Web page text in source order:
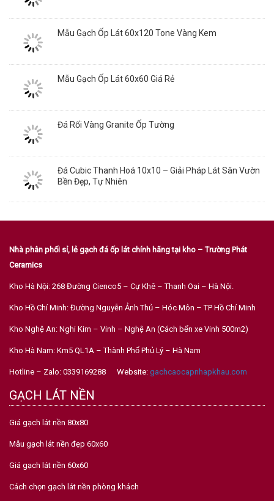
Mẫu Gạch Ốp Lát 60x120 Tone Vàng Kem
Mẫu Gạch Ốp Lát 60x60 Giá Rẻ
Đá Rối Vàng Granite Ốp Tường
Đá Cubic Thanh Hoá 10x10 – Giải Pháp Lát Sân Vườn
Bền Đẹp, Tự Nhiên
Nhà phân phối sỉ, lẻ gạch đá ốp lát chính hãng tại kho – Trường Phát
Ceramics
Kho Hà Nội: 268 Đường Cienco5 – Cự Khê – Thanh Oai – Hà Nội.
Kho Hồ Chí Minh: Đường Nguyễn Ảnh Thủ – Hóc Môn – TP Hồ Chí Minh
Kho Nghệ An: Nghi Kim – Vinh – Nghệ An (Cách bến xe Vinh 500m2)
Kho Hà Nam: Km5 QL1A – Thành Phố Phủ Lý – Hà Nam
Hotline – Zalo: 0339169288 Website: gachcaocapnhapkhau.com
GẠCH LÁT NỀN
Giá gạch lát nền 80x80
Mẫu gạch lát nền đẹp 60x60
Giá gạch lát nền 60x60
Cách chọn gạch lát nền phòng khách